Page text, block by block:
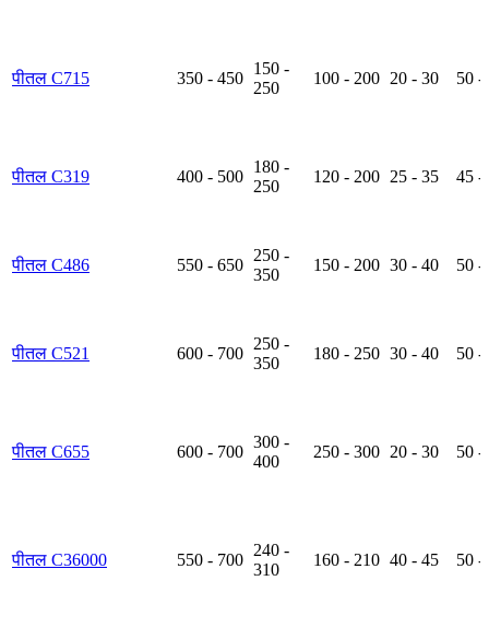
पीतल C715 350 - 450
150 -
250
100 - 200 20 - 30 50 -
पीतल C319 400 - 500
180 -
250
120 - 200 25 - 35 45 -
पीतल C486 550 - 650
250 -
350
150 - 200 30 - 40 50 -
पीतल C521 600 - 700
250 -
350
180 - 250 30 - 40 50 -
पीतल C655 600 - 700
300 -
400
250 - 300 20 - 30 50 -
पीतल C36000 550 - 700
240 -
310
160 - 210 40 - 45 50 -